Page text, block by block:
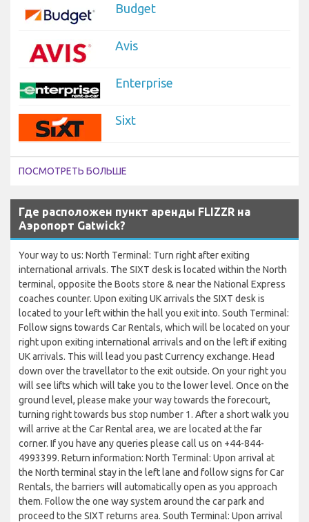
Budget
Avis
Enterprise
Sixt
ПОСМОТРЕТЬ БОЛЬШЕ
Где расположен пункт аренды FLIZZR на
Аэропорт Gatwick?
Your way to us: North Terminal: Turn right after exiting
international arrivals. The SIXT desk is located within the North
terminal, opposite the Boots store & near the National Express
coaches counter. Upon exiting UK arrivals the SIXT desk is
located to your left within the hall you exit into. South Terminal:
Follow signs towards Car Rentals, which will be located on your
right upon exiting international arrivals and on the left if exiting
UK arrivals. This will lead you past Currency exchange. Head
down over the travellator to the exit outside. On your right you
will see lifts which will take you to the lower level. Once on the
ground level, please make your way towards the forecourt,
turning right towards bus stop number 1. After a short walk you
will arrive at the Car Rental area, we are located at the far
corner. If you have any queries please call us on +44-844-
4993399. Return information: North Terminal: Upon arrival at
the North terminal stay in the left lane and follow signs for Car
Rentals, the barriers will automatically open as you approach
them. Follow the one way system around the car park and
proceed to the SIXT returns area. South Terminal: Upon arrival